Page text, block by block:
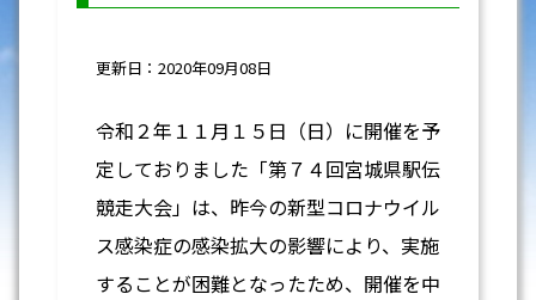
更新日：2020年09月08日
令和２年１１月１５日（日）に開催を予
定しておりました「第７４回宮城県駅伝
競走大会」は、昨今の新型コロナウイル
ス感染症の感染拡大の影響により、実施
することが困難となったため、開催を中